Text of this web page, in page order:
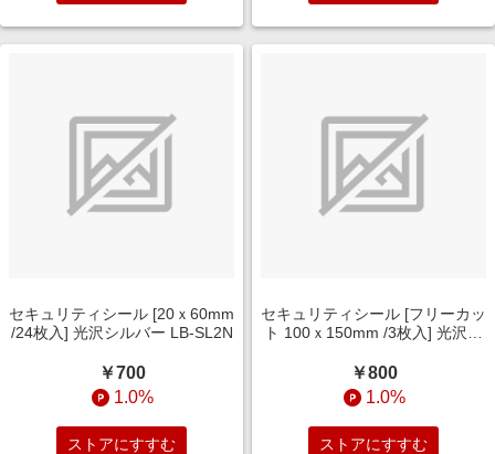
セキュリティシール [20ｘ60mm
/24枚入] 光沢シルバー LB-SL2N
￥700
1.0%
ストアにすすむ
セキュリティシール [フリーカッ
ト 100ｘ150mm /3枚入] 光沢シ
￥800
1.0%
ストアにすすむ